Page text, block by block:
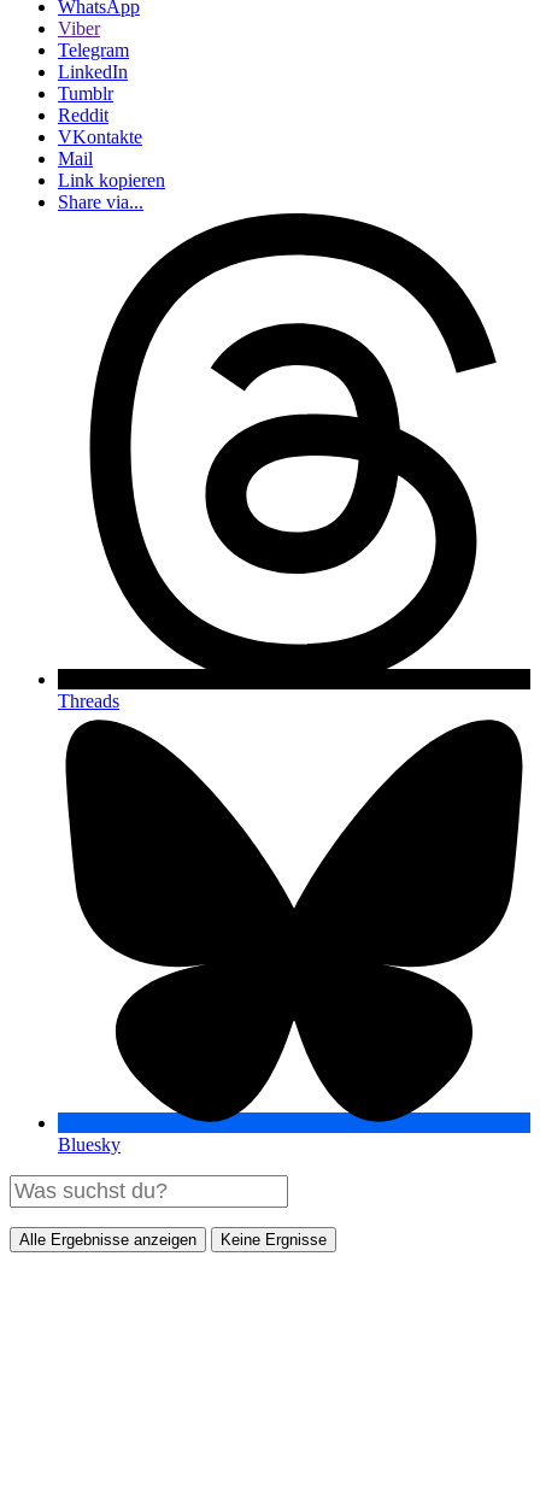
WhatsApp
Viber
Telegram
LinkedIn
Tumblr
Reddit
VKontakte
Mail
Link kopieren
Share via...
Threads
Bluesky
Alle Ergebnisse anzeigen Keine Ergnisse